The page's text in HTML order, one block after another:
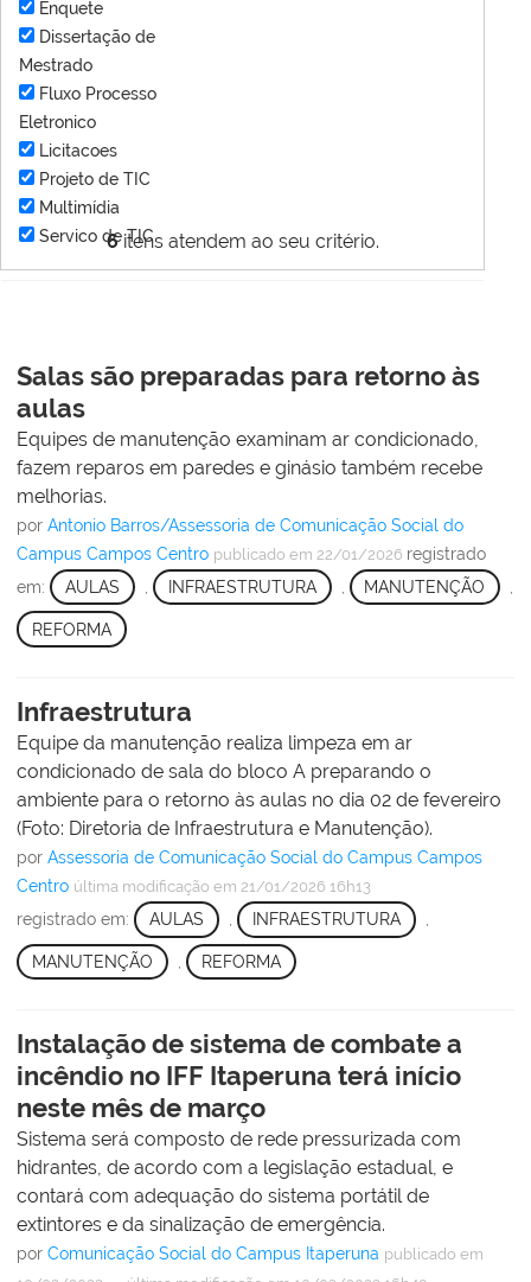
6itens atendem ao seu critério.
Enquete
Dissertação de
Mestrado
Fluxo Processo
Eletronico
Licitacoes
Projeto de TIC
Multimídia
Servico de TIC
Salas são preparadas para retorno às
aulas
Equipes de manutenção examinam ar condicionado,
fazem reparos em paredes e ginásio também recebe
melhorias.
por Antonio Barros/Assessoria de Comunicação Social do
Campus Campos Centro publicado em 22/01/2026 registrado
em:
AULAS INFRAESTRUTURA MANUTENÇÃO
REFORMA
Infraestrutura
Equipe da manutenção realiza limpeza em ar
condicionado de sala do bloco A preparando o
ambiente para o retorno às aulas no dia 02 de fevereiro
(Foto: Diretoria de Infraestrutura e Manutenção).
por Assessoria de Comunicação Social do Campus Campos
Centro última modificação em 21/01/2026 16h13
registrado em: AULAS , INFRAESTRUTURA ,
MANUTENÇÃO REFORMA
Instalação de sistema de combate a
incêndio no IFF Itaperuna terá início
neste mês de março
Sistema será composto de rede pressurizada com
hidrantes, de acordo com a legislação estadual, e
contará com adequação do sistema portátil de
extintores e da sinalização de emergência.
por Comunicação Social do Campus Itaperuna publicado em